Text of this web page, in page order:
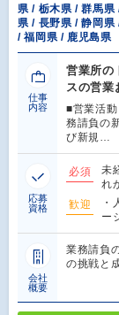
県 / 栃木県 / 群馬県
県 / 長野県 / 静岡県
/ 福岡県 / 鹿児島県
仕事
内容
営業所の
スの営業
■営業活
務請負の
び新規…
応募
資格
必須
未
れ
歓迎
・
ー
会社
概要
業務請負
の挑戦と